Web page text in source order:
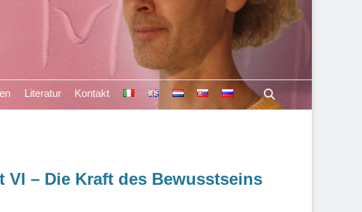
Literatur Kontakt
– Die Kraft des Bewusstseins